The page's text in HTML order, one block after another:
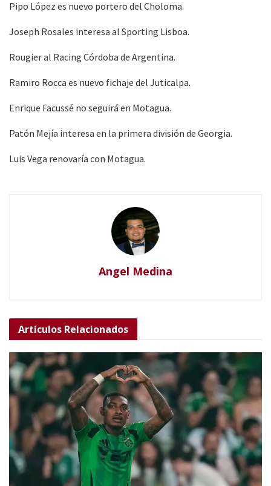
Pipo López es nuevo portero del Choloma.
Joseph Rosales interesa al Sporting Lisboa.
Rougier al Racing Córdoba de Argentina.
Ramiro Rocca es nuevo fichaje del Juticalpa.
Enrique Facussé no seguirá en Motagua.
Patón Mejía interesa en la primera división de Georgia.
Luis Vega renovaría con Motagua.
Angel Medina
Artículos Relacionados